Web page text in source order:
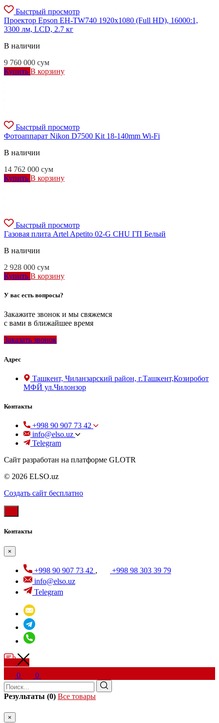
Быстрый просмотр
Проектор Epson EH-TW740 1920x1080 (Full HD), 16000:1,
3300 лм, LCD, 2.7 кг
В наличии
9 760 000 сум
Купить В корзину
Быстрый просмотр
Фотоаппарат Nikon D7500 Kit 18-140mm Wi-Fi
В наличии
14 762 000 сум
Купить В корзину
Быстрый просмотр
Газовая плита Artel Apetito 02-G CHU ГП Белый
В наличии
2 928 000 сум
Купить В корзину
У вас есть вопросы?
Закажите звонок и мы свяжемся
с вами в ближайшее время
Заказать звонок
Адрес
Ташкент, Чиланзарский район, г.Ташкент,Козиробот
МФЙ ул.Чилонзор
Контакты
+998 90 907 73 42
info@elso.uz
Telegram
Сайт разработан на платформе GLOTR
© 2026 ELSO.uz
Создать cайт бесплатно
Контакты
×
+998 90 907 73 42 ,
+998 98 303 39 79
info@elso.uz
Telegram
0 0
Результаты (0) Все товары
×